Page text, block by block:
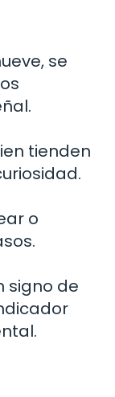
se
tienden
o
signo de